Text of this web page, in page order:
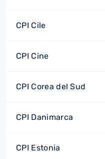
CPI Cile
CPI Cine
CPI Corea del Sud
CPI Danimarca
CPI Estonia